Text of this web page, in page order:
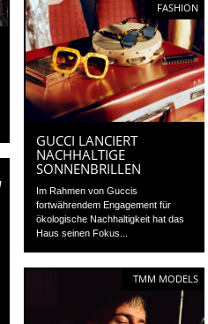
FASHION
GUCCI LANCIERT
NACHHALTIGE
SONNENBRILLEN
Im Rahmen von Guccis
fortwährendem Engagement für
ökologische Nachhaltigkeit hat das
Haus seinen Fokus...
TMM MODELS